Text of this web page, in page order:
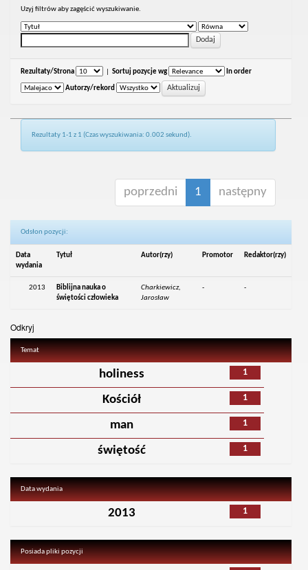
Uzyj filtrów aby zagęścić wyszukiwanie.
Rezultaty/Strona Sortuj pozycje wg In order
Autorzy/rekord
Rezultaty 1-1 z 1 (Czas wyszukiwania: 0.002 sekund).
poprzedni 1 następny
Odsłon pozycji:
Data
wydania
Tytuł Autor(rzy) Promotor Redaktor(rzy)
2013
Biblijna nauka o
świętości człowieka
Charkiewicz,
Jarosław
- -
Odkryj
Temat
1
holiness
1
Kościół
1
man
1
świętość
Data wydania
1
2013
Posiada pliki pozycji